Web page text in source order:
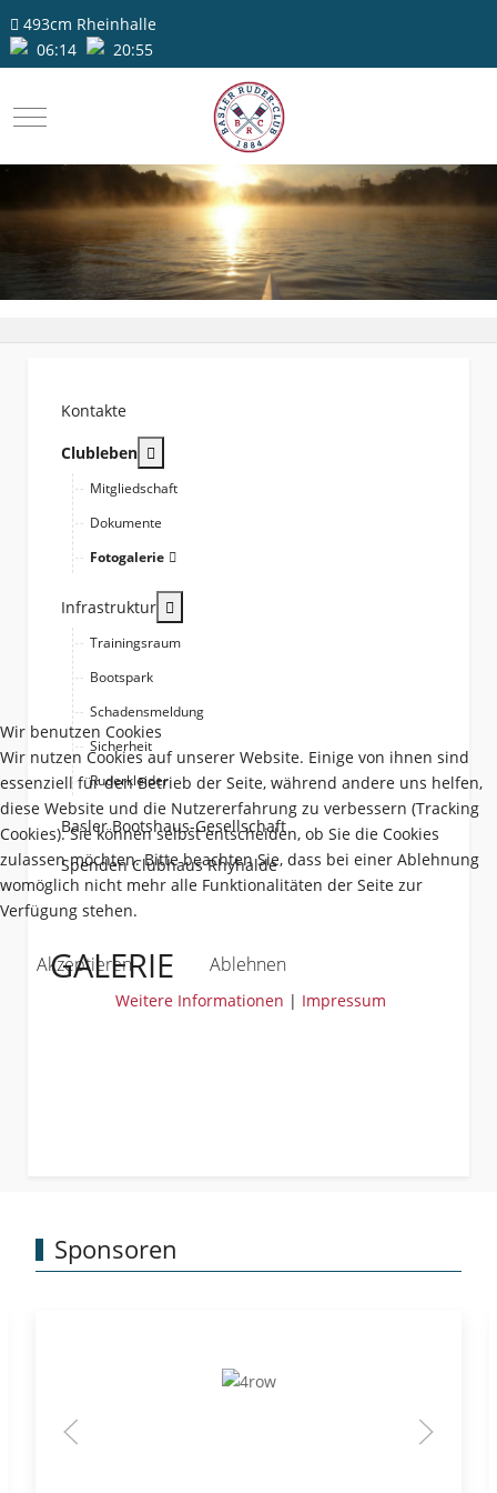
493cm Rheinhalle
06:14
20:55
Mobile Menu Toggle
Kontakte
Clubleben
Mitgliedschaft
Dokumente
Fotogalerie
Infrastruktur
Trainingsraum
Bootspark
Schadensmeldung
Sicherheit
Ruderkleider
Basler Bootshaus-Gesellschaft
Spenden Clubhaus Rhyhalde
GALERIE
Sponsoren
Wir benutzen Cookies
Wir nutzen Cookies auf unserer Website. Einige von ihnen sind
essenziell für den Betrieb der Seite, während andere uns helfen,
diese Website und die Nutzererfahrung zu verbessern (Tracking
Cookies). Sie können selbst entscheiden, ob Sie die Cookies
zulassen möchten. Bitte beachten Sie, dass bei einer Ablehnung
womöglich nicht mehr alle Funktionalitäten der Seite zur
Verfügung stehen.
Akzeptieren Ablehnen
Weitere Informationen | Impressum